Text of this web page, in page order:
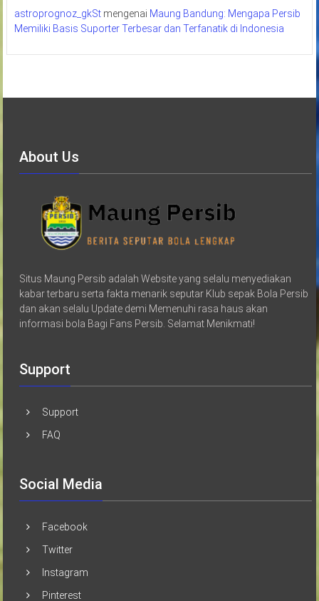
astroprognoz_gkStmengenai Maung Bandung: Mengapa Persib
Memiliki Basis Suporter Terbesar dan Terfanatik di Indonesia
About Us
Situs Maung Persib adalah Website yang selalu menyediakan
kabar terbaru serta fakta menarik seputar Klub sepak Bola Persib
dan akan selalu Update demi Memenuhi rasa haus akan
informasi bola Bagi Fans Persib. Selamat Menikmati!
Support
Support
FAQ
Social Media
Facebook
Twitter
Instagram
Pinterest